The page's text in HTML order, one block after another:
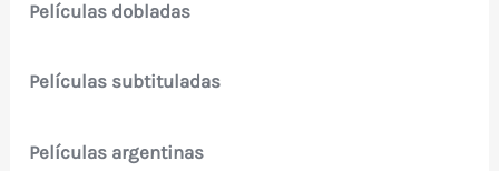
Películas dobladas
Películas subtituladas
Películas argentinas